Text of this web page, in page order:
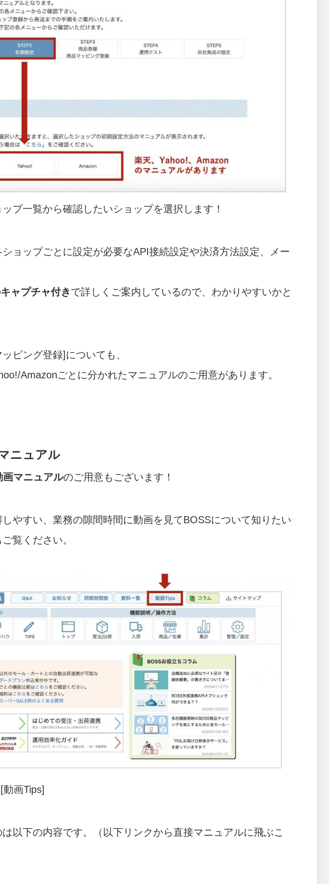
プ一覧から確認したいショップを選択します！
ョップごとに設定が必要なAPI接続設定や決済方法設定、メー
ャプチャ付きで詳しくご案内しているので、わかりやすいかと
ピング登録]についても、
Amazonごとに分かれたマニュアルのご用意があります。
ニュアル
画マニュアルのご用意もございます！
やすい、業務の隙間時間に動画を見てBOSSについて知りたい
覧ください。
画Tips]
以下の内容です。（以下リンクから直接マニュアルに飛ぶこ